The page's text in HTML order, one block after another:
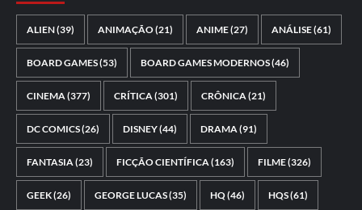
ALIEN(39) ANIMAÇÃO(21) ANIME(27) ANÁLISE(61)
BOARD GAMES(53) BOARD GAMES MODERNOS(46)
CINEMA(377) CRÍTICA(301) CRÔNICA(21)
DC COMICS(26) DISNEY(44) DRAMA(91)
FANTASIA(23) FICÇÃO CIENTÍFICA(163) FILME(326)
GEEK(26) GEORGE LUCAS(35) HQ(46) HQS(61)